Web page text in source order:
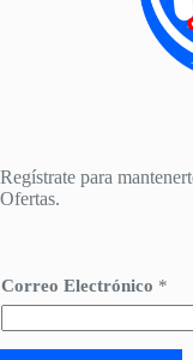
Regístrate para
Ofertas.
o
r
r
e
Correo Electrónico *